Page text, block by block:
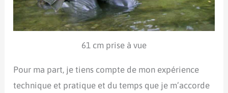
61 cm prise à vue
Pour ma part, je tiens compte de mon expérience
technique et pratique et du temps que je m’accorde